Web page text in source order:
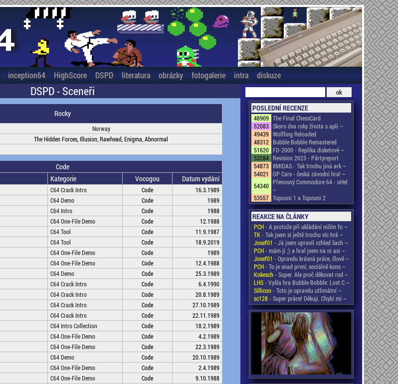
inception64 HighScore DSPD literatura obrázky fotogalerie intra diskuze
DSPD - Sceneři
Rocky
Norway
The Hidden Forces, Illusion, Rawhead, Enigma, Abnormal
Code
Kategorie Vocogou Datum vydání
C64 Crack Intro Code
16.3.1989
C64 Demo Code
1989
C64 Intro Code
1988
C64 One-File Demo Code
12.1988
C64 Tool Code
11.9.1987
C64 Tool Code
18.9.2019
C64 One-File Demo Code
1989
C64 One-File Demo Code
12.4.1988
C64 Demo Code
25.3.1989
C64 Crack Intro Code
6.4.1990
C64 Crack Intro Code
20.8.1989
C64 Crack Intro Code
27.10.1989
C64 Crack Intro Code
22.11.1989
C64 Intro Collection Code
18.2.1989
C64 One-File Demo Code
4.2.1989
C64 One-File Demo Code
22.3.1989
C64 Demo Code
20.10.1989
C64 One-File Demo Code
2.4.1989
C64 One-File Demo Code
9.10.1988
POSLEDNÍ RECENZE
48909 The Final ChessCard
52083 Skoro dva roky života s apli ~
49439 Wolfling Reloaded
48312 Bubble Bobble Remastered
51620 FD-2000 - Replika disketové ~
53284 Revision 2023 - Pártyreport
54873 8MIDAS - Tak trochu jiná ark ~
54021
GP Cars - česká závodní hra! ~
54340 Přenosný Commodore 64 - uHel
~
53557 Tupouni 1 a Tupouni 2
REAKCE NA ČLÁNKY
PCH- A protože při ukládání ničím fo ~
TK- Tak jsem si ještě trochu víc hrá ~
Josef01 - Já jsem upravil vzhled šach ~
PCH- mám ji ;) a hral jsem na ni asi ~
Josef01 - Opravdu krásná práce, člově ~
PCH- To je snad první, sociálně kons ~
Kokesch- Super. Ale proč děkovat rod ~
LHS- Vyšla hra Bubble Bobble: Lost C ~
Sillicon- Toto je opravdu utlimátní ~
sc128- Super práce! Děkuji. Chybí mi ~